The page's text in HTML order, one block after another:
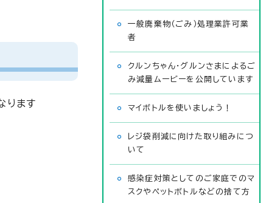
ります
一般廃棄物（ごみ）処理業許可業
者
クルンちゃん・グルンさまによるご
み減量ムービーを公開しています
マイボトルを使いましょう！
レジ袋削減に向けた取り組みにつ
いて
感染症対策としてのご家庭でのマ
スクやペットボトルなどの捨て方